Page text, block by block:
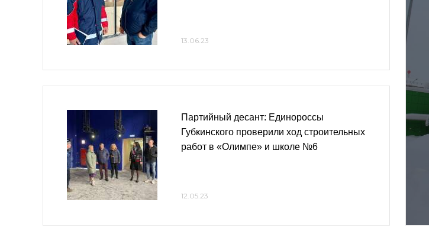
13.06.23
Партийный десант: Единороссы
Губкинского проверили ход строительных
работ в «Олимпе» и школе №6
12.05.23